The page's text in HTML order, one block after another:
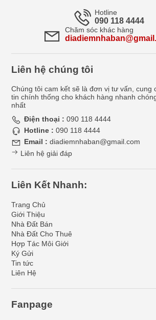
Hotline
090 118 4444
Chăm sóc khác hàng
Liên hệ chúng tôi
Chúng tôi cam kết sẽ là đơn vị tư vấn, cung
tin chính thống cho khách hàng nhanh
nhất
Điện thoại : 090 118 4444
Hotline : 090 118 4444
Email : diadiemnhaban@gmail.com
Liên hệ giải đáp
Liên Kết Nhanh:
Trang Chủ
Giới Thiệu
Nhà Đất Bán
Nhà Đất Cho Thuê
Hợp Tác Môi Giới
Ký Gửi
Tin tức
Liên Hệ
Fanpage